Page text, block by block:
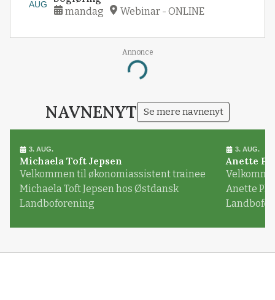
AUG
mandag Webinar - ONLINE
Annonce
Loading...
NAVNENYT Se mere navnenyt
3. AUG.
Michaela Toft Jepsen
Velkommen til økonomiassistent trainee
Michaela Toft Jepsen hos Østdansk
Landboforening
3. AUG.
Anette
Anette